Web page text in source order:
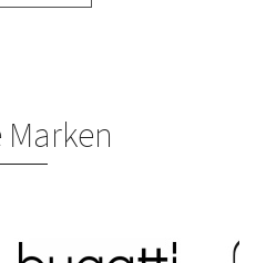
Marken